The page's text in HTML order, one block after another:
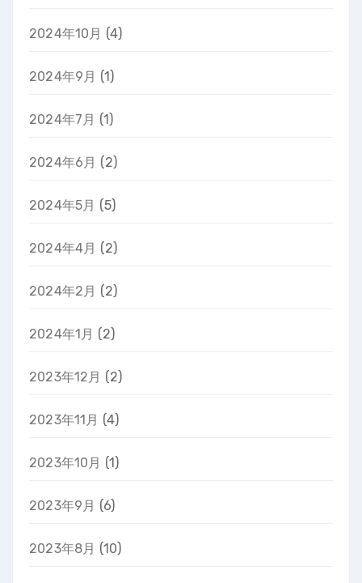
2024年10月 (4)
2024年9月 (1)
2024年7月 (1)
2024年6月 (2)
2024年5月 (5)
2024年4月 (2)
2024年2月 (2)
2024年1月 (2)
2023年12月 (2)
2023年11月 (4)
2023年10月 (1)
2023年9月 (6)
2023年8月 (10)